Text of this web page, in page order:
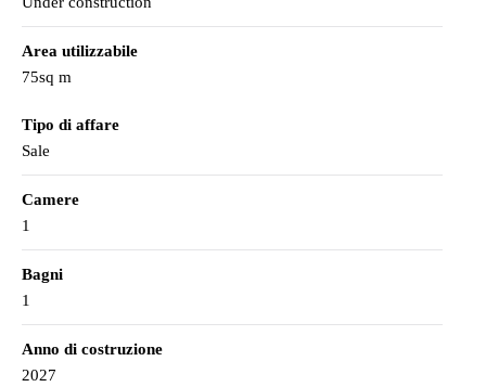
Area utilizzabile
75sq m
Tipo di affare
Sale
Camere
1
Bagni
1
Anno di costruzione
2027